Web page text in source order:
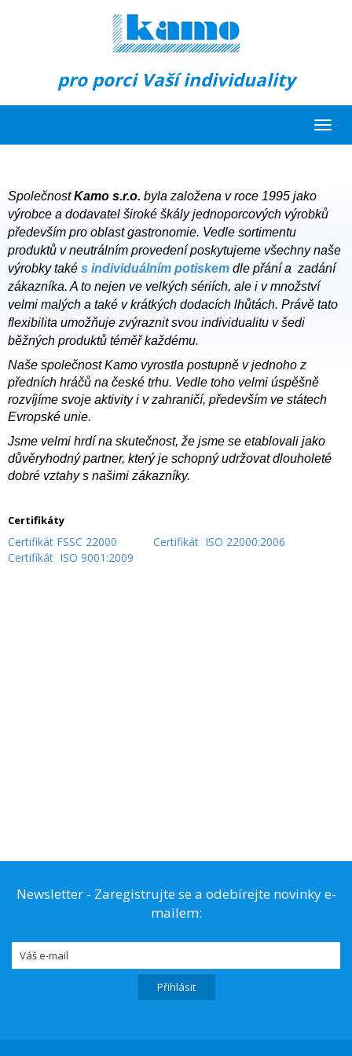
pro porci Vaší individuality
SpolečnostKamo s.r.o. byla založena v roce 1995 jako
výrobce a dodavatel široké škály jednoporcových výrobků
především pro oblast gastronomie. Vedle sortimentu
produktů v neutrálním provedení poskytujeme všechny naše
výrobky také s individuálním potiskem dle přání a zadání
zákazníka. A to nejen ve velkých sériích, ale i v množství
velmi malých a také v krátkých dodacích lhůtách. Právě tato
flexibilita umožňuje zvýraznit svou individualitu v šedi
běžných produktů téměř každému.
Naše společnost Kamo vyrostla postupně v jednoho z
předních hráčů na české trhu. Vedle toho velmi úspěšně
rozvíjíme svoje aktivity i v zahraničí, především ve státech
Evropské unie.
Jsme velmi hrdí na skutečnost, že jsme se etablovali jako
důvěryhodný partner, který je schopný udržovat dlouholeté
dobré vztahy s našimi zákazníky.
Certifikáty
Certifikát FSSC 22000
Certifikát ISO 22000:2006
Certifikát ISO 9001:2009
Newsletter - Zaregistrujte se a odebírejte novinky e-
mailem: